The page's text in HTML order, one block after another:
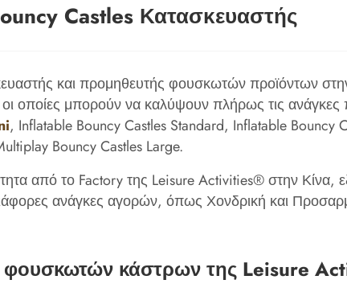
Castles Κατασκευαστής
και προμηθευτής φουσκωτών προϊόντων
οποίες μπορούν να καλύψουν πλήρως τις
, Inflatable Bouncy Castles Standard, Inflatable Bouncy
Bouncy Castles Large.
από το Factory της Leisure Activities® στην Κίνα,
ανάγκες αγορών, όπως Χονδρική και
φουσκωτών κάστρων της Leisure